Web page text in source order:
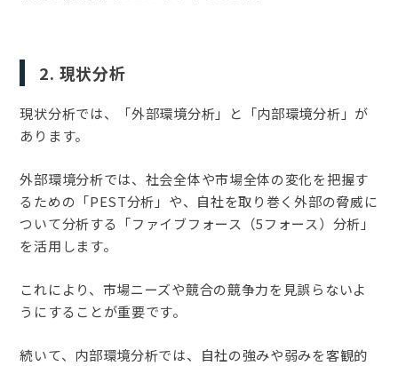
2. 現状分析
現状分析では、「外部環境分析」と「内部環境分析」が
あります。
外部環境分析では、社会全体や市場全体の変化を把握す
るための「PEST分析」や、自社を取り巻く外部の脅威に
ついて分析する「ファイブフォース（5フォース）分析」
を活用します。
これにより、市場ニーズや競合の競争力を見誤らないよ
うにすることが重要です。
続いて、内部環境分析では、自社の強みや弱みを客観的